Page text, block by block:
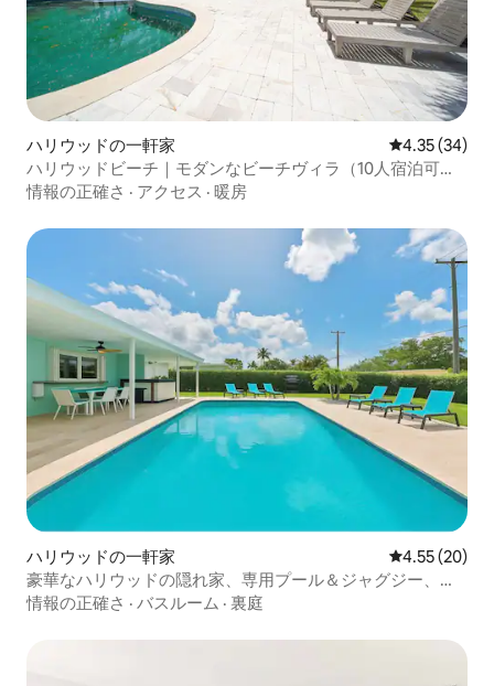
ハリウッドの一軒家 レビュー34
4.35 (34)
ハリウッドビーチ｜モダンなビーチヴィラ（10人宿泊可
能）
情報の正確さ · アクセス · 暖房
ハリウッドの一軒家 レビュー20
4.55 (20)
豪華なハリウッドの隠れ家、専用プール＆ジャグジー、近
くに
情報の正確さ · バスルーム · 裏庭